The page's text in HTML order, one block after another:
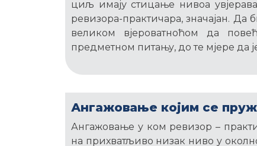
циљ имају стицање нивоа
ревизора-практичара, значајан. Да
великом вјероватноћом да
предметном питању, до те мјере да
Ангажовање којим се
Ангажовање у ком ревизор –
на прихватљиво низак ниво у